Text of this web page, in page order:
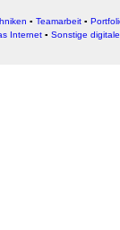
▪ Teamarbeit ▪
Internet ▪ Sonstige